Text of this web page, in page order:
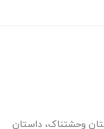
وحشتناک، داستان